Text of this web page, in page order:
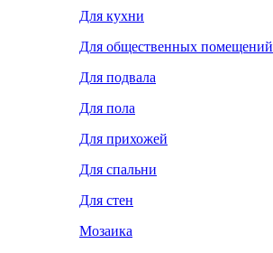
Для кухни
Для общественных помещений
Для подвала
Для пола
Для прихожей
Для спальни
Для стен
Мозаика